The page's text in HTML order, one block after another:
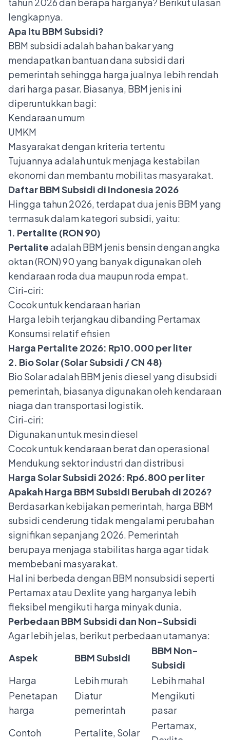
tahun 2026 dan berapa harganya? Berikut ulasan
lengkapnya.
Apa Itu BBM Subsidi?
BBM subsidi adalah bahan bakar yang
mendapatkan bantuan dana subsidi dari
pemerintah sehingga harga jualnya lebih rendah
dari harga pasar. Biasanya, BBM jenis ini
diperuntukkan bagi:
Kendaraan umum
UMKM
Masyarakat dengan kriteria tertentu
Tujuannya adalah untuk menjaga kestabilan
ekonomi dan membantu mobilitas masyarakat.
Daftar BBM Subsidi di Indonesia 2026
Hingga tahun 2026, terdapat dua jenis BBM yang
termasuk dalam kategori subsidi, yaitu:
1. Pertalite (RON 90)
Pertaliteadalah BBM jenis bensin dengan angka
oktan (RON) 90 yang banyak digunakan oleh
kendaraan roda dua maupun roda empat.
Ciri-ciri:
Cocok untuk kendaraan harian
Harga lebih terjangkau dibanding Pertamax
Konsumsi relatif efisien
Harga Pertalite 2026: Rp10.000 per liter
2. Bio Solar (Solar Subsidi / CN 48)
Bio Solar adalah BBM jenis diesel yang disubsidi
pemerintah, biasanya digunakan oleh kendaraan
niaga dan transportasi logistik.
Ciri-ciri:
Digunakan untuk mesin diesel
Cocok untuk kendaraan berat dan operasional
Mendukung sektor industri dan distribusi
Harga Solar Subsidi 2026: Rp6.800 per liter
Apakah Harga BBM Subsidi Berubah di 2026?
Berdasarkan kebijakan pemerintah, harga BBM
subsidi cenderung tidak mengalami perubahan
signifikan sepanjang 2026. Pemerintah
berupaya menjaga stabilitas harga agar tidak
membebani masyarakat.
Hal ini berbeda dengan BBM nonsubsidi seperti
Pertamax atau Dexlite yang harganya lebih
fleksibel mengikuti harga minyak dunia.
Perbedaan BBM Subsidi dan Non-Subsidi
Agar lebih jelas, berikut perbedaan utamanya:
Aspek
BBM Subsidi
BBM Non-
Subsidi
Harga
Lebih murah
Lebih mahal
Penetapan
harga
Diatur
pemerintah
Mengikuti
pasar
Contoh
Pertalite, Solar
Pertamax,